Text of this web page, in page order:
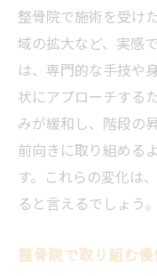
整骨院で施術を受け
域の拡大など、実感
は、専門的な手技や
状にアプローチする
みが緩和し、階段の
前向きに取り組める
す。これらの変化は
ると言えるでしょう。
整骨院で取り組む